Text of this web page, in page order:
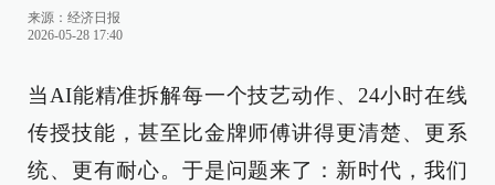
来源： 经济日报
2026-05-28 17:40
当AI能精准拆解每一个技艺动作、24小时在线
传授技能，甚至比金牌师傅讲得更清楚、更系
统、更有耐心。于是问题来了：新时代，我们